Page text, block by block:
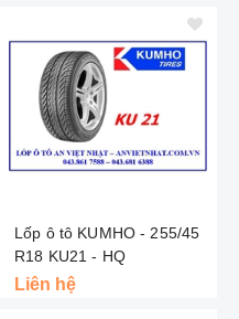
Lốp ô tô KUMHO - 255/45
R18 KU21 - HQ
Liên hệ